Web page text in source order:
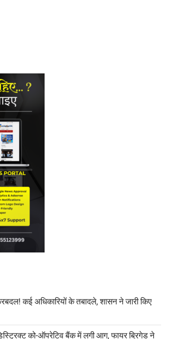
कई अधिकारियों के तबादले, शासन ने जारी किए
डिस्ट्रिक्ट को-ऑपरेटिव बैंक में लगी आग, फायर ब्रिगेड ने